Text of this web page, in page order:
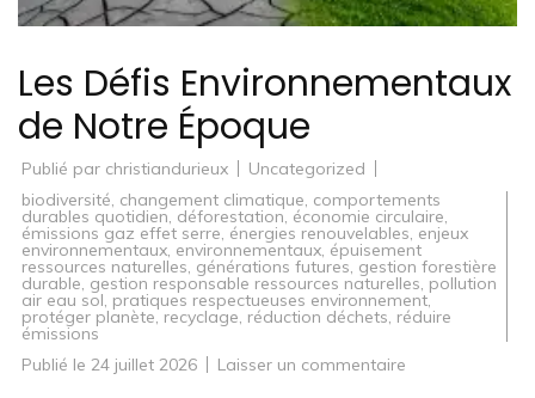
Les Défis Environnementaux
de Notre Époque
Publié par christiandurieux
Uncategorized
biodiversité, changement climatique, comportements
durables quotidien, déforestation, économie circulaire,
émissions gaz effet serre, énergies renouvelables, enjeux
environnementaux, environnementaux, épuisement
ressources naturelles, générations futures, gestion forestière
durable, gestion responsable ressources naturelles, pollution
air eau sol, pratiques respectueuses environnement,
protéger planète, recyclage, réduction déchets, réduire
émissions
Publié le 24 juillet 2026 Laisser un commentaire